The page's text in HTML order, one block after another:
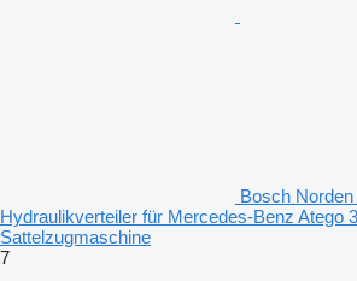
Bosch
Hydraulikverteiler für Mercedes-Benz Atego
Sattelzugmaschine
7